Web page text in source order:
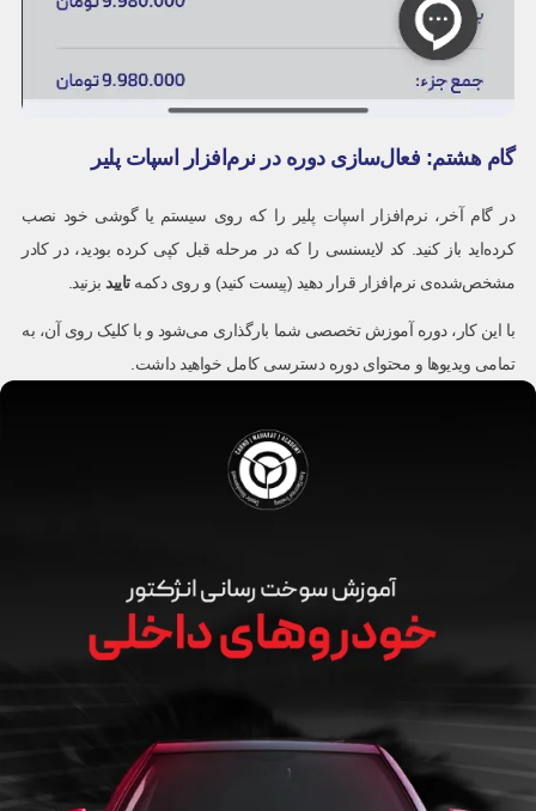
گام هشتم: فعال‌سازی دوره در نرم‌افزار اسپات پلیر
در گام آخر، نرم‌افزار اسپات پلیر را که روی سیستم یا گوشی خود نصب
کرده‌اید باز کنید. کد لایسنسی را که در مرحله قبل کپی کرده بودید، در کادر
مشخص‌شده‌ی نرم‌افزار قرار دهید (پیست کنید) و روی دکمهتایید بزنید.
با این کار، دوره آموزش تخصصی شما بارگذاری می‌شود و با کلیک روی آن، به
تمامی ویدیوها و محتوای دوره دسترسی کامل خواهید داشت.